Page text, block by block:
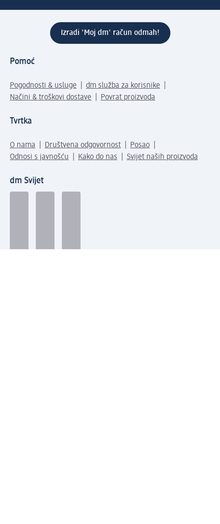
Izradi 'Moj dm' račun odmah!
Pomoć
Pogodnosti & usluge
dm služba za korisnike
Načini & troškovi dostave
Povrat proizvoda
Tvrtka
O nama Društvena odgovornost
Posao
Odnosi s javnošću
Kako do nas Svijet naših proizvoda
dm Svijet